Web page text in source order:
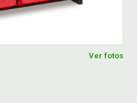
Ver fotos